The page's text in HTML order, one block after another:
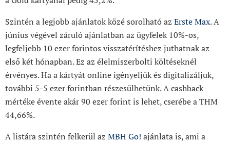
Szintén a legjobb ajánlatok közé sorolható az Erste Max. A
június végével záruló ajánlatban az ügyfelek 10%-os,
legfeljebb 10 ezer forintos visszatérítéshez juthatnak az
első két hónapban. Ez az élelmiszerbolti költéseknél
érvényes. Ha a kártyát online igényeljük és digitalizáljuk,
további 5-5 ezer forintban részesülhetünk. A cashback
mértéke évente akár 90 ezer forint is lehet, cserébe a THM
44,66%.
A listára szintén felkerül az MBH Go! ajánlata is, ami a